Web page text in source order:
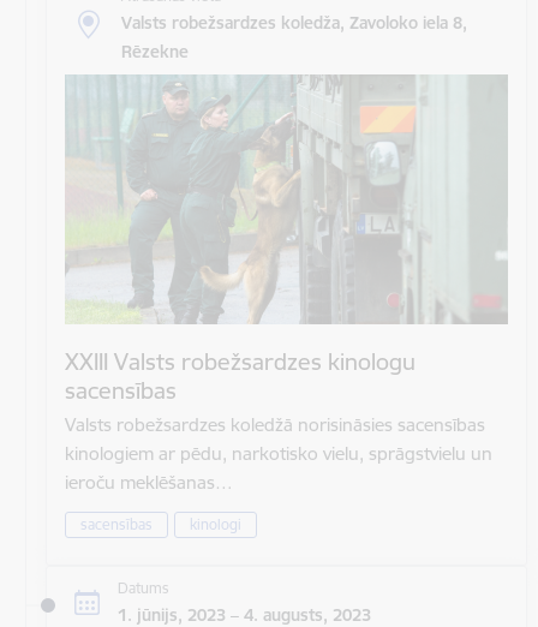
Valsts robežsardzes koledža, Zavoloko iela 8,
Rēzekne
XXIII Valsts robežsardzes kinologu
sacensības
Valsts robežsardzes koledžā norisināsies sacensības
kinologiem ar pēdu, narkotisko vielu, sprāgstvielu un
ieroču meklēšanas…
sacensības kinologi
Datums
1. jūnijs, 2023 – 4. augusts, 2023